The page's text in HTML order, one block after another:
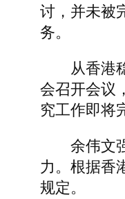
讨，并未被
务。
从香港稳
会召开会议
究工作即将
余伟文强
力。根据香
规定。